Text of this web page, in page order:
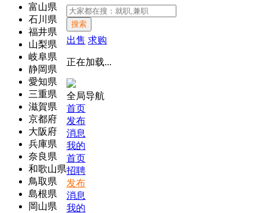
富山県
石川県
福井県
山梨県
岐阜県
静岡県
愛知県
三重県
滋賀県
京都府
大阪府
兵庫県
奈良県
和歌山県
鳥取県
島根県
岡山県
搜索
出售 求购
正在加载...
全局导航
首页
发布
消息
我的
首页
招聘
发布
消息
我的